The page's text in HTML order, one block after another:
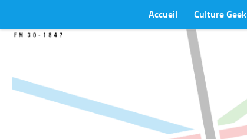
Accueil Culture Geek